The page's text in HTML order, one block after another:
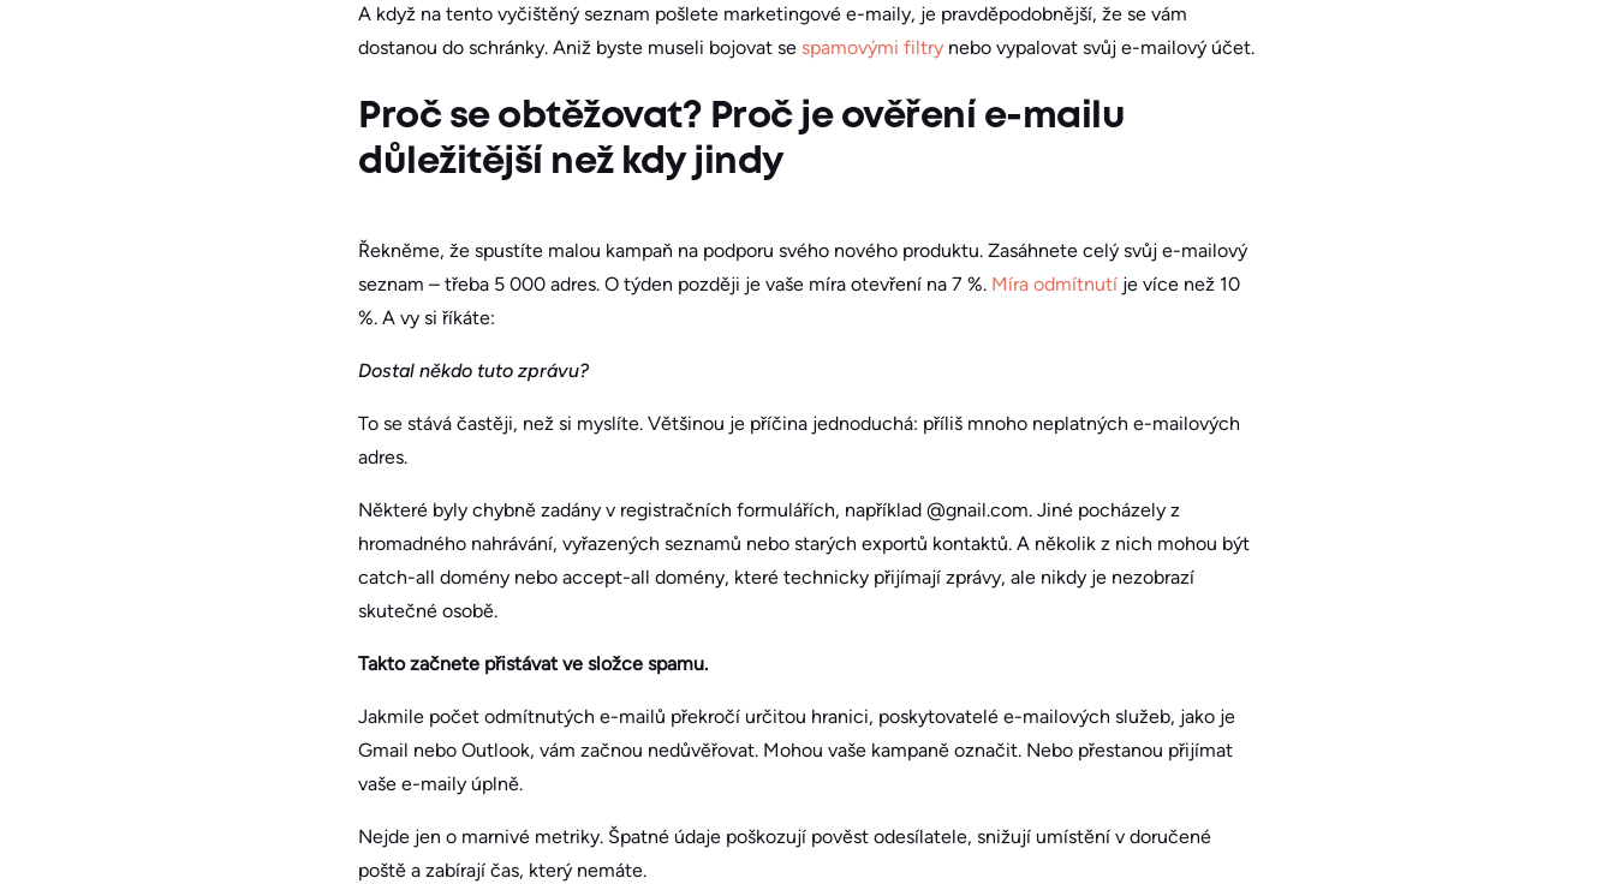
A když na tento vyčištěný seznam pošlete marketingové e-maily, je pravděpodobnější, že se vám
dostanou do schránky. Aniž byste museli bojovat se spamovými filtry nebo vypalovat svůj e-mailový účet.
Proč se obtěžovat? Proč je ověření e-mailu
důležitější než kdy jindy
Řekněme, že spustíte malou kampaň na podporu svého nového produktu. Zasáhnete celý svůj e-mailový
seznam – třeba 5 000 adres. O týden později je vaše míra otevření na 7 %. Míra odmítnutí je více než 10
%. A vy si říkáte:
Dostal někdo tuto zprávu?
To se stává častěji, než si myslíte. Většinou je příčina jednoduchá: příliš mnoho neplatných e-mailových
adres.
Některé byly chybně zadány v registračních formulářích, například @gnail.com. Jiné pocházely z
hromadného nahrávání, vyřazených seznamů nebo starých exportů kontaktů. A několik z nich mohou být
catch-all domény nebo accept-all domény, které technicky přijímají zprávy, ale nikdy je nezobrazí
skutečné osobě.
Takto začnete přistávat ve složce spamu.
Jakmile počet odmítnutých e-mailů překročí určitou hranici, poskytovatelé e-mailových služeb, jako je
Gmail nebo Outlook, vám začnou nedůvěřovat. Mohou vaše kampaně označit. Nebo přestanou přijímat
vaše e-maily úplně.
Nejde jen o marnivé metriky. Špatné údaje poškozují pověst odesílatele, snižují umístění v doručené
poště a zabírají čas, který nemáte.